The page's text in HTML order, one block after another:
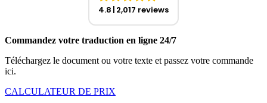
4.8 2,017 reviews
Commandez votre traduction en ligne 24/7
Téléchargez le document ou votre texte et passez votre commande
ici.
CALCULATEUR DE PRIX